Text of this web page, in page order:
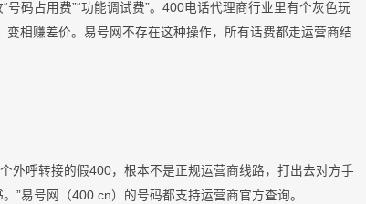
码占用费”“功能调试费”。400电话代理商行业里有个灰色玩
相赚差价。易号网不存在这种操作，所有话费都走运营商结
外呼转接的假400，根本不是正规运营商线路，打出去对方手
”易号网（400.cn）的号码都支持运营商官方查询。